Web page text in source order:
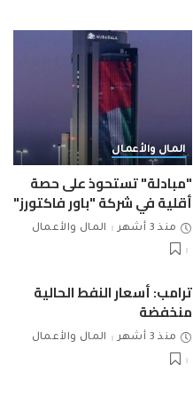
المال والأعمال
"مبادلة" تستحوذ على حصة
أقلية في شركة "باور فاكتورز"
منذ 3 أشهر المال والأعمال
ترامب: أسعار النفط الحالية
منخفضة
منذ 3 أشهر المال والأعمال